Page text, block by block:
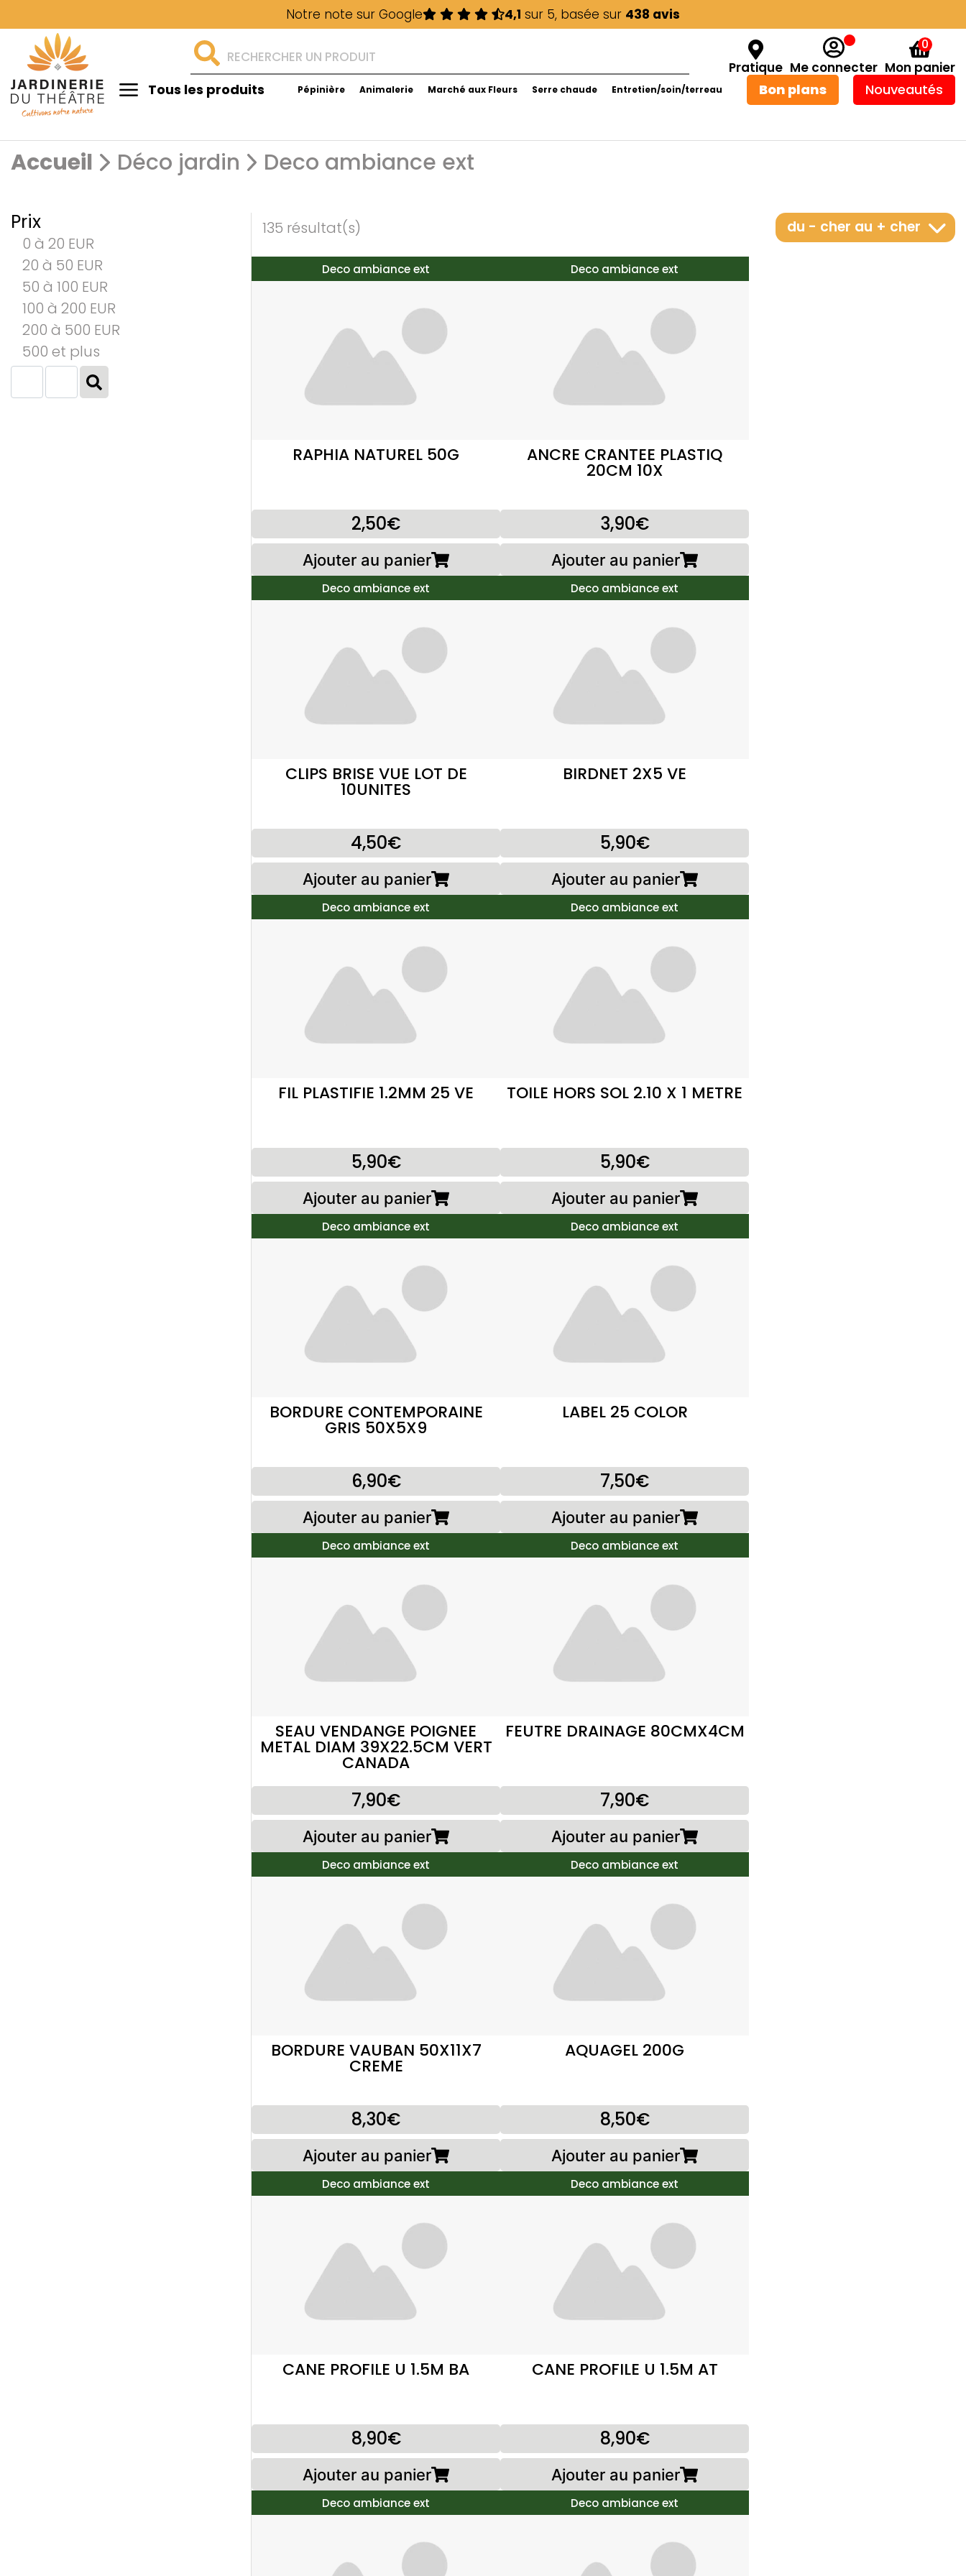
Notre note sur Google 4,1 sur 5, basée sur 438 avis
Pratique Me connecter
0
Mon panier
Tous les produits Pépinière Animalerie Marché aux Fleurs Serre chaude Entretien/soin/terreau Bon plans Nouveautés
Accueil Déco jardin Deco ambiance ext
Prix
0 à 20 EUR
20 à 50 EUR
50 à 100 EUR
100 à 200 EUR
200 à 500 EUR
500 et plus
135 résultat(s) du - cher au + cher
Deco ambiance ext
RAPHIA NATUREL 50G
2,50€
Ajouter au panier
Deco ambiance ext
ANCRE CRANTEE PLASTIQ
20CM 10X
3,90€
Ajouter au panier
Deco ambiance ext
CLIPS BRISE VUE LOT DE
10UNITES
4,50€
Ajouter au panier
Deco ambiance ext
BIRDNET 2X5 VE
5,90€
Ajouter au panier
Deco ambiance ext
FIL PLASTIFIE 1.2MM 25 VE
5,90€
Ajouter au panier
Deco ambiance ext
TOILE HORS SOL 2.10 X 1 METRE
5,90€
Ajouter au panier
Deco ambiance ext
BORDURE CONTEMPORAINE
GRIS 50X5X9
6,90€
Ajouter au panier
Deco ambiance ext
LABEL 25 COLOR
7,50€
Ajouter au panier
Deco ambiance ext
SEAU VENDANGE POIGNEE
METAL DIAM 39X22.5CM VERT
CANADA
7,90€
Ajouter au panier
Deco ambiance ext
FEUTRE DRAINAGE 80CMX4CM
7,90€
Ajouter au panier
Deco ambiance ext
BORDURE VAUBAN 50X11X7
CREME
8,30€
Ajouter au panier
Deco ambiance ext
AQUAGEL 200G
8,50€
Ajouter au panier
Deco ambiance ext
CANE PROFILE U 1.5M BA
8,90€
Ajouter au panier
Deco ambiance ext
CANE PROFILE U 1.5M AT
8,90€
Ajouter au panier
Deco ambiance ext Deco ambiance ext